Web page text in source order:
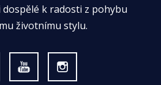
k radosti z pohybu
životnímu stylu.